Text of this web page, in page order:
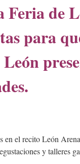
de
para
en el recito León
y talleres